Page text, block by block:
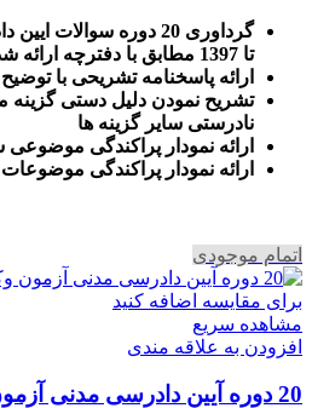
تا 1397 مطابق با دفترچه ارائه شده از سوی سازمان سنجش
ارائه پاسخنامه تشریحی با
تشریح نمودن دلیل دستی
نادرستی سایر گزینه ها
ارائه نمودار پراکندگی
رائه نمودار پراکندگی
اتمام موجودی
برای مقایسه اضافه کنید
مشاهده سریع
افزودن به علاقه مندی
20 دوره آیین دادرسی مدنی آزمون وکالت – چتردانش